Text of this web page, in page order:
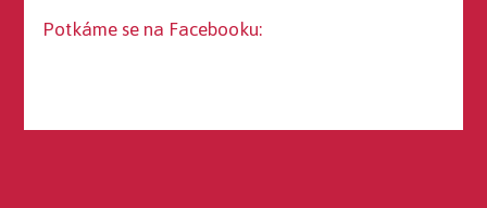
Potkáme se na Facebooku: